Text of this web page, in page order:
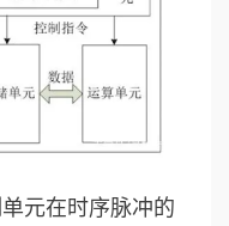
元在时序脉冲的